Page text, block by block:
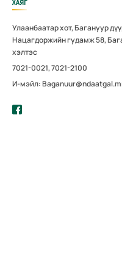
ХАЯГ
Улаанбаатар хот, Багануур
Нацагдоржийн гудамж 58,
хэлтэс
7021-0021, 7021-2100
И-мэйл: